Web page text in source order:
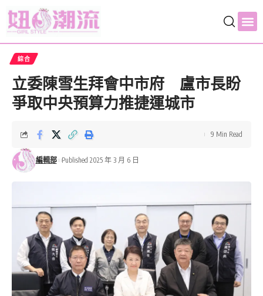
綜合
立委陳雪生拜會中市府 盧市長盼
爭取中央預算力推捷運城市
編輯部 Published 2025 年 3 月 6 日
9 Min Read